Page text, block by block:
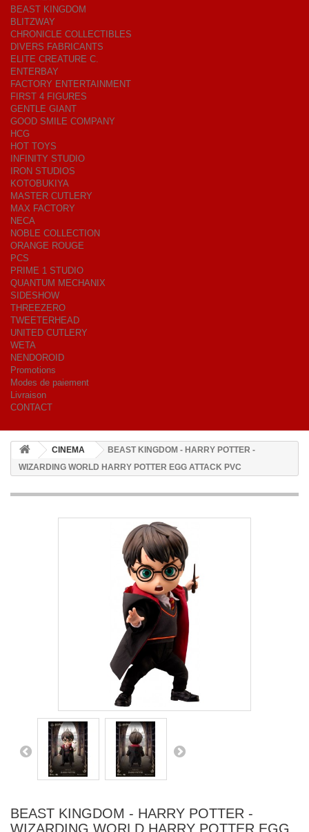
BEAST KINGDOM
BLITZWAY
CHRONICLE COLLECTIBLES
DIVERS FABRICANTS
ELITE CREATURE C.
ENTERBAY
FACTORY ENTERTAINMENT
FIRST 4 FIGURES
GENTLE GIANT
GOOD SMILE COMPANY
HCG
HOT TOYS
INFINITY STUDIO
IRON STUDIOS
KOTOBUKIYA
MASTER CUTLERY
MAX FACTORY
NECA
NOBLE COLLECTION
ORANGE ROUGE
PCS
PRIME 1 STUDIO
QUANTUM MECHANIX
SIDESHOW
THREEZERO
TWEETERHEAD
UNITED CUTLERY
WETA
NENDOROID
Promotions
Modes de paiement
Livraison
CONTACT
CINEMA
BEAST KINGDOM - HARRY POTTER -
WIZARDING WORLD HARRY POTTER EGG ATTACK PVC
BEAST KINGDOM - HARRY POTTER -
WIZARDING WORLD HARRY POTTER EGG